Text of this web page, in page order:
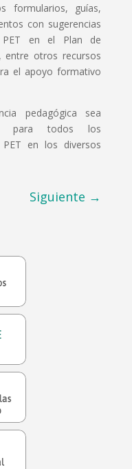
formularios, guías,
con sugerencias
PET en el Plan de
entre otros recursos
el apoyo formativo
pedagógica sea
para todos los
en los diversos
Siguiente →